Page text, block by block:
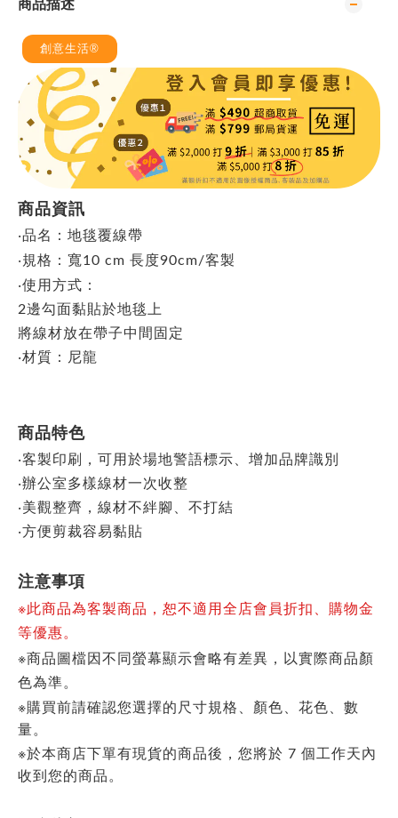
商品描述
創意生活®
商品資訊
‧品名：地毯覆線帶
‧規格：寬10 cm 長度90cm/客製
‧使用方式：
2邊勾面黏貼於地毯上
將線材放在帶子中間固定
‧材質：尼龍
商品特色
‧客製印刷，可用於場地警語標示、增加品牌識別
‧辦公室多樣線材一次收整
‧美觀整齊，線材不絆腳、不打結
‧方便剪裁容易黏貼
注意事項
※此商品為客製商品，恕不適用全店會員折扣、購物金
等優惠。
※商品圖檔因不同螢幕顯示會略有差異，以實際商品顏
色為準。
※購買前請確認您選擇的尺寸規格、顏色、花色、數
量。
※於本商店下單有現貨的商品後，您將於 7 個工作天內
收到您的商品。